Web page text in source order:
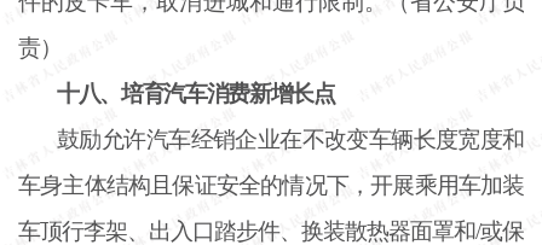
责）
十八、培育汽车消费新增长点
鼓励允许汽车经销企业在不改变车辆长度宽度和
车身主体结构且保证安全的情况下，开展乘用车加装
车顶行李架、出入口踏步件、换装散热器面罩和/或保